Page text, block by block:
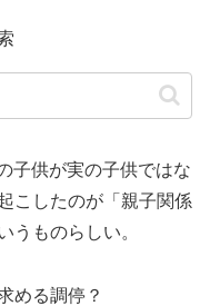
子供が実の子供ではな
こしたのが「親子関係
うものらしい。
める調停？